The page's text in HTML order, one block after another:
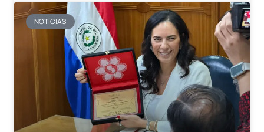
NOTICIAS